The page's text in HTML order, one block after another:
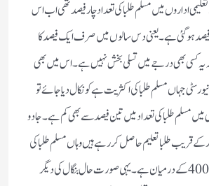
اداروں میں مسلم طلبا کی تعداد چار فیصد تھی اب اس
میں اضافہ ہوکریہ تعداد 5 فیصد ہوگئی ہے۔ یعنی دس سالوں میں صرف ایک فیصد کا
یہ کسی بھی درجے میں تسلی بخش نہیں ہے۔اس میں بھی
جہاں مسلم طلبا کی اکثریت ہے کو نکال دیا جائے تو
مسلم طلبا کی تعداد میں تین فیصد سے بھی کم ہے۔ جادو
کے قریب طلبا تعلیم حاصل کررہے ہیں وہاں مسلم طلباکی
تعداد اس وقت 350سے 400 کے درمیان ہے۔یہی صورت حال بنگال کی دیگر